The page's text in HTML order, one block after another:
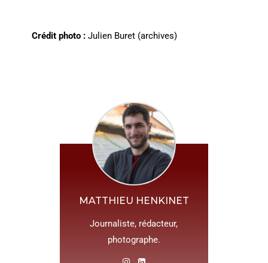
Crédit photo : Julien Buret (archives)
MATTHIEU HENKINET
Journaliste, rédacteur,
photographe.